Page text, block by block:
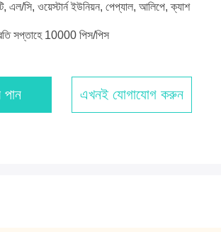
এল/সি, ওয়েস্টার্ন ইউনিয়ন, পেপ্যাল, আলিপে, ক্যাশ
সপ্তাহে 10000 পিস/পিস
পান এখনই যোগাযোগ করুন